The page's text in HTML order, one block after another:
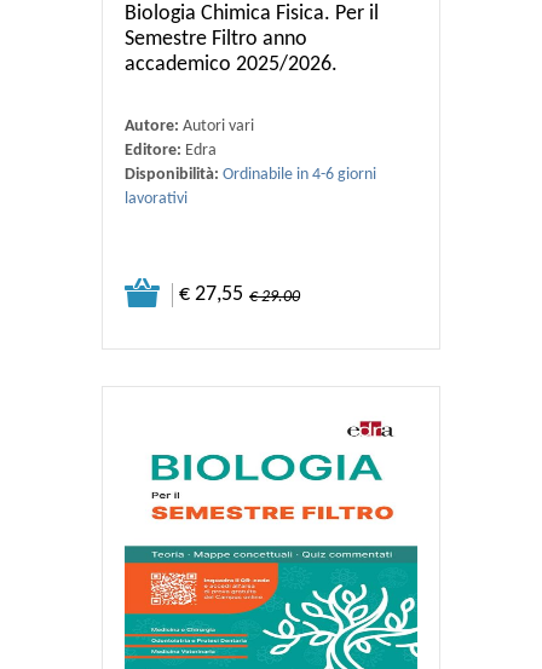
Biologia Chimica Fisica. Per il
Semestre Filtro anno
accademico 2025/2026.
Autore: Autori vari
Editore: Edra
Disponibilità: Ordinabile in 4-6 giorni
lavorativi
€ 27,55 € 29.00